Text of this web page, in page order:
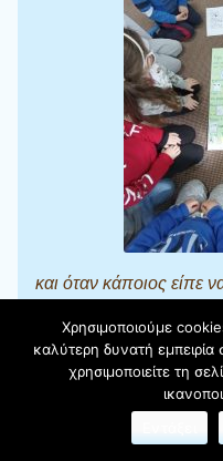
και όταν κάποιος είπε
Πρόγραμμα
Αναπαραγωγής
Χρησιμοποιούμε
καλύτερη δυνατή
χρησιμοποιείτε τη